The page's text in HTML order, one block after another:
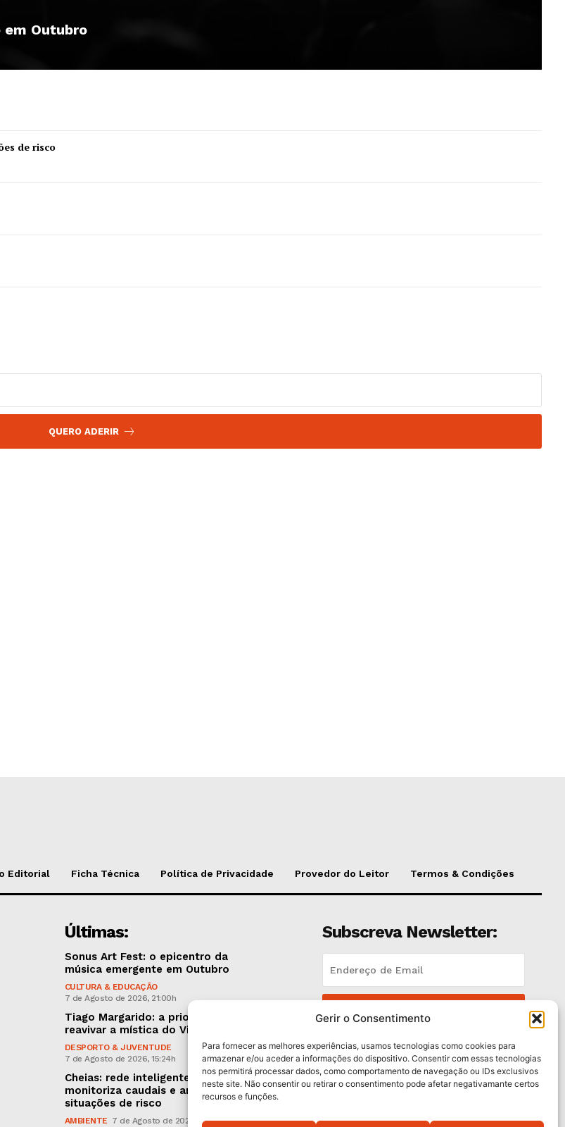
Gerir o Consentimento
Para fornecer as melhores experiências, usamos tecnologias como cookies para
armazenar e/ou aceder a informações do dispositivo. Consentir com essas tecnologias
nos permitirá processar dados, como comportamento de navegação ou IDs exclusivos
neste site. Não consentir ou retirar o consentimento pode afetar negativamante certos
recursos e funções.
Outubro
de risco
QUERO ADERIR
Editorial Ficha Técnica Política de Privacidade Provedor do Leitor Termos & Condições
Últimas:
Sonus Art Fest: o epicentro da
música emergente em Outubro
CULTURA & EDUCAÇÃO
7 de Agosto de 2026, 21:00h
Tiago Margarido: a prioridade “é
reavivar a mística do Vitória”
DESPORTO & JUVENTUDE
7 de Agosto de 2026, 15:24h
Cheias: rede inteligente de sensores
monitoriza caudais e antecipa
situações de risco
AMBIENTE 7 de Agosto de 2026, 12:19h
Subscreva Newsletter:
Li e aceito aPolítica de Privacidade .